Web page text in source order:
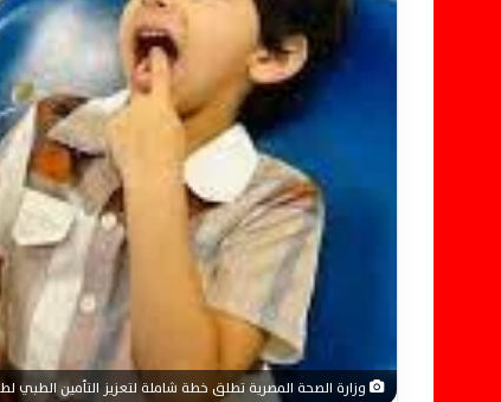
ر
و
ن
ي
وزارة الصحة المصرية تطلق خطة شاملة لتعزيز التأمين الطبي